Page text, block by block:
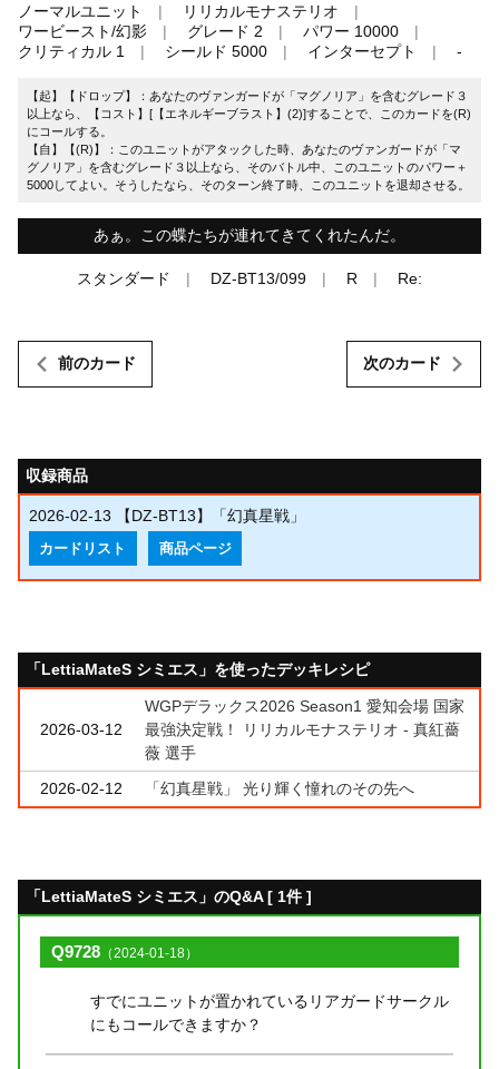
ノーマルユニット
リリカルモナステリオ
ワービースト/幻影
グレード 2
パワー 10000
クリティカル 1
シールド 5000 インターセプト -
【起】【ドロップ】：あなたのヴァンガードが「マグノリア」を含むグレード３
以上なら、【コスト】[【エネルギーブラスト】(2)]することで、このカードを(R)
にコールする。
【自】【(R)】：このユニットがアタックした時、あなたのヴァンガードが「マ
グノリア」を含むグレード３以上なら、そのバトル中、このユニットのパワー＋
5000してよい。そうしたなら、そのターン終了時、このユニットを退却させる。
あぁ。この蝶たちが連れてきてくれたんだ。
スタンダード DZ-BT13/099 R Re:
前のカード 次のカード
収録商品
2026-02-13 【DZ-BT13】「幻真星戦」
カードリスト 商品ページ
「LettiaMateS シミエス」を使ったデッキレシピ
2026-03-12
WGPデラックス2026 Season1 愛知会場 国家
最強決定戦！ リリカルモナステリオ - 真紅薔
薇 選手
2026-02-12
「幻真星戦」 光り輝く憧れのその先へ
「LettiaMateS シミエス」のQ&A [ 1件 ]
Q9728 （2024-01-18）
すでにユニットが置かれているリアガードサークル
にもコールできますか？